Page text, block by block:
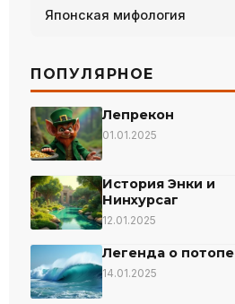
Японская мифология
ПОПУЛЯРНОЕ
Лепрекон
01.01.2025
История Энки и
Нинхурсаг
12.01.2025
Легенда о потопе
14.01.2025